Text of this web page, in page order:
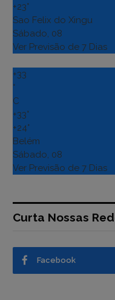
+23°
Sao Felix do Xingu
Sábado, 08
Ver Previsão de 7 Dias
+33
°
C
+33°
+24°
Belém
Sábado, 08
Ver Previsão de 7 Dias
Curta Nossas
Facebook